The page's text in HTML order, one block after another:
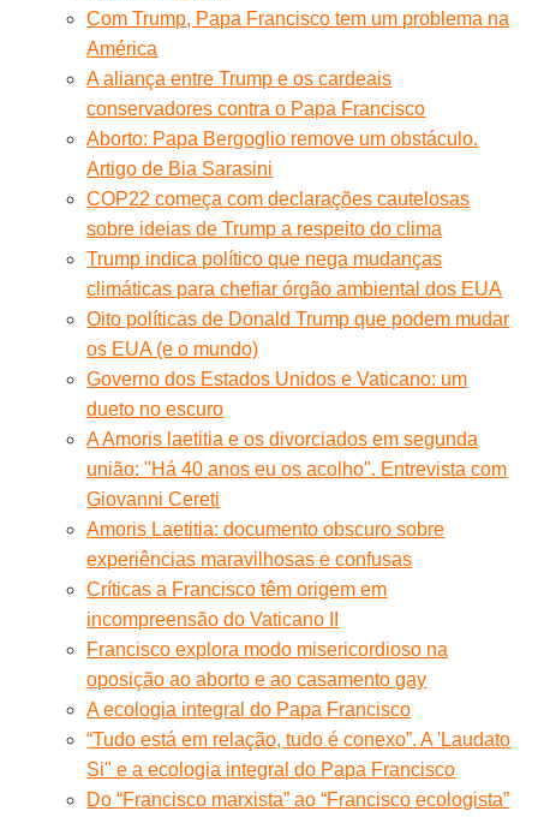
Com Trump, Papa Francisco tem um problema na
América
A aliança entre Trump e os cardeais
conservadores contra o Papa Francisco
Aborto: Papa Bergoglio remove um obstáculo.
Artigo de Bia Sarasini
COP22 começa com declarações cautelosas
sobre ideias de Trump a respeito do clima
Trump indica político que nega mudanças
climáticas para chefiar órgão ambiental dos EUA
Oito políticas de Donald Trump que podem mudar
os EUA (e o mundo)
Governo dos Estados Unidos e Vaticano: um
dueto no escuro
A Amoris laetitia e os divorciados em segunda
união: "Há 40 anos eu os acolho". Entrevista com
Giovanni Cereti
Amoris Laetitia: documento obscuro sobre
experiências maravilhosas e confusas
Críticas a Francisco têm origem em
incompreensão do Vaticano II
Francisco explora modo misericordioso na
oposição ao aborto e ao casamento gay
A ecologia integral do Papa Francisco
“Tudo está em relação, tudo é conexo”. A 'Laudato
Si'' e a ecologia integral do Papa Francisco
Do “Francisco marxista” ao “Francisco ecologista”